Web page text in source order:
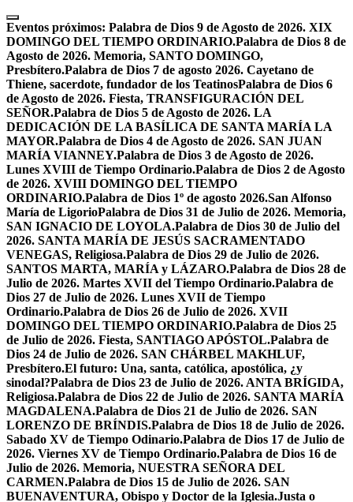
Skip
to
content
Eventos próximos: Palabra de Dios 9 de Agosto de 2026. XIX
DOMINGO DEL TIEMPO ORDINARIO.Palabra de Dios 8 de
Agosto de 2026. Memoria, SANTO DOMINGO,
Presbítero.Palabra de Dios 7 de agosto 2026. Cayetano de
Thiene, sacerdote, fundador de los TeatinosPalabra de Dios 6
de Agosto de 2026. Fiesta, TRANSFIGURACIÓN DEL
SEÑOR.Palabra de Dios 5 de Agosto de 2026. LA
DEDICACIÓN DE LA BASÍLICA DE SANTA MARÍA LA
MAYOR.Palabra de Dios 4 de Agosto de 2026. SAN JUAN
MARÍA VIANNEY.Palabra de Dios 3 de Agosto de 2026.
Lunes XVIII de Tiempo Ordinario.Palabra de Dios 2 de Agosto
de 2026. XVIII DOMINGO DEL TIEMPO
ORDINARIO.Palabra de Dios 1º de agosto 2026.San Alfonso
María de LigorioPalabra de Dios 31 de Julio de 2026. Memoria,
SAN IGNACIO DE LOYOLA.Palabra de Dios 30 de Julio del
2026. SANTA MARÍA DE JESÚS SACRAMENTADO
VENEGAS, Religiosa.Palabra de Dios 29 de Julio de 2026.
SANTOS MARTA, MARÍA y LÁZARO.Palabra de Dios 28 de
Julio de 2026. Martes XVII del Tiempo Ordinario.Palabra de
Dios 27 de Julio de 2026. Lunes XVII de Tiempo
Ordinario.Palabra de Dios 26 de Julio de 2026. XVII
DOMINGO DEL TIEMPO ORDINARIO.Palabra de Dios 25
de Julio de 2026. Fiesta, SANTIAGO APÓSTOL.Palabra de
Dios 24 de Julio de 2026. SAN CHÁRBEL MAKHLUF,
Presbítero.El futuro: Una, santa, católica, apostólica, ¿y
sinodal?Palabra de Dios 23 de Julio de 2026. ANTA BRÍGIDA,
Religiosa.Palabra de Dios 22 de Julio de 2026. SANTA MARÍA
MAGDALENA.Palabra de Dios 21 de Julio de 2026. SAN
LORENZO DE BRÍNDIS.Palabra de Dios 18 de Julio de 2026.
Sabado XV de Tiempo Odinario.Palabra de Dios 17 de Julio de
2026. Viernes XV de Tiempo Ordinario.Palabra de Dios 16 de
Julio de 2026. Memoria, NUESTRA SEÑORA DEL
CARMEN.Palabra de Dios 15 de Julio de 2026. SAN
BUENAVENTURA, Obispo y Doctor de la Iglesia.Justa o